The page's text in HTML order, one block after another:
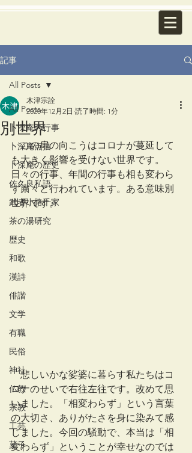
記事
All Posts
卜深庵の行事
卜深庵点描
卜深庵の歴史
佐久良私語
武者小路千家
茶の湯研究
歴史
和歌
漢詩
俳諧
文学
有職
民俗
神社
仏教
宗教
工芸
菓子
All Posts
別世界
木津宗詮
2020年12月2日 読了時間: 1分
この扉の向こうはコロナが蔓延して
も大きく影響を受けない世界です。
日々の行事、年間の行事も相も変わら
ず粛々と行われています。ある意味別
世界です。
悲しいかな娑婆に暮らす私たちはコ
ロナのせいで右往左往です。改めて思
いました。「相変わらず」という言葉
の大切さ、ありがたさを身に染みて感
じました。今回の騒動で、本当は「相
変わらず」ということが幸せなのでは